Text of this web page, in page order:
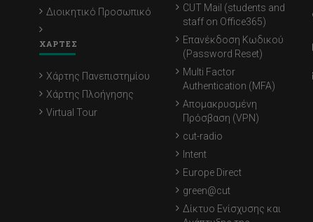
Διοικητικό Προσωπικό
ΧΑΡΤΕΣ
Χάρτης Πανεπιστημίου
Χάρτης Πλοήγησης
Virtual Tour
CUT Mail (students and
staff on Office365)
Επανέκδοση Κωδικού
(Password Reset)
Multi Factor
Authentication (MFA)
Απομακρυσμένη
Πρόσβαση (VPN)
cut-radio
Intent
Europe Direct
green@cut
Δίκτυο Ενίσχυσης και